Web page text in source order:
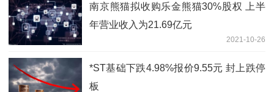
南京熊猫拟收购乐金熊猫30%股权 上半
年营业收入为21.69亿元
2021-10-26
*ST基础下跌4.98%报价9.55元 封上跌停
板